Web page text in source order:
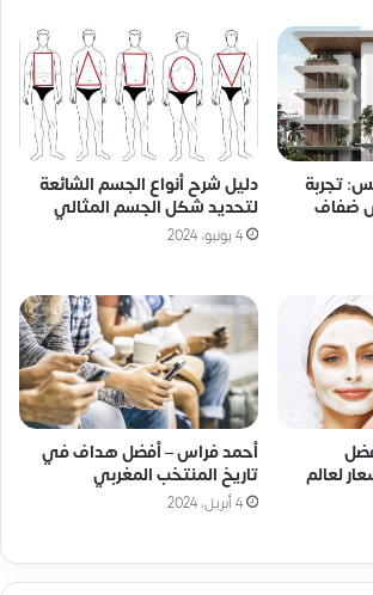
تجربة
ضفاف
دليل شرح أنواع الجسم الشائعة
لتحديد شكل الجسم المثالي
4 يونيو، 2024
لعالم
أحمد فراس – أفضل هداف في
تاريخ المنتخب المغربي
4 أبريل، 2024